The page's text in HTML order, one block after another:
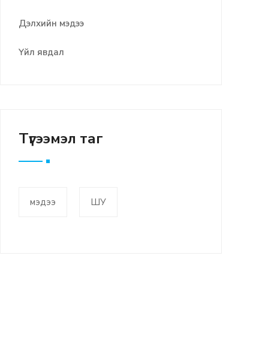
Дэлхийн мэдээ
Үйл явдал
Түгээмэл таг
мэдээ ШУ